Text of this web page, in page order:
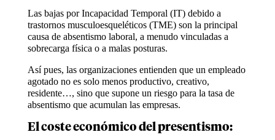
Las bajas por Incapacidad Temporal (IT) debido a
trastornos musculoesqueléticos (TME) son la principal
causa de absentismo laboral, a menudo vinculadas a
sobrecarga física o a malas posturas.
Así pues, las organizaciones entienden que un empleado
agotado no es solo menos productivo, creativo,
residente…, sino que supone un riesgo para la tasa de
absentismo que acumulan las empresas.
El coste económico del presentismo: